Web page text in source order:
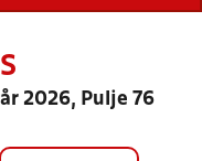
2026, Pulje 76